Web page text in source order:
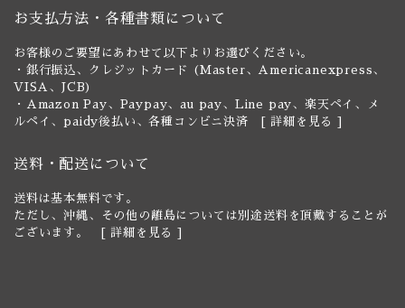
お支払方法・各種書類について
お客様のご要望にあわせて以下よりお選びください。
・銀行振込、クレジットカード (Master、Americanexpress、
VISA、JCB)
・Amazon Pay、Paypay、au pay、Line pay、楽天ペイ、メ
ルペイ、paidy後払い、各種コンビニ決済 [ 詳細を見る
送料・配送について
送料は基本無料です。
ただし、沖縄、その他の離島については別途送料を頂戴することが
ございます。 [ 詳細を見る